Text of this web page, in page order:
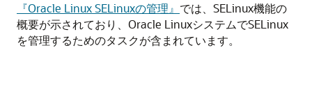
『Oracle Linux SELinuxの管理』 では、SELinux機能の
概要が示されており、 Oracle LinuxシステムでSELinux
を管理するためのタスクが含まれています。